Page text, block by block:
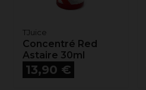
TJuice
Concentré Red
Astaire 30ml
Prix
13,90 €